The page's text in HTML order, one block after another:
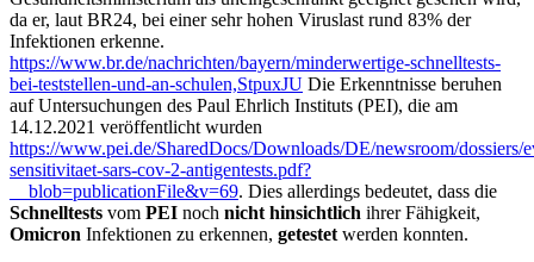
da er, laut BR24, bei einer sehr hohen Viruslast rund 83% der
Infektionen erkenne.
https://www.br.de/nachrichten/bayern/minderwertige-schnelltests-
bei-teststellen-und-an-schulen,StpuxJU Die Erkenntnisse beruhen
auf Untersuchungen des Paul Ehrlich Instituts (PEI), die am
14.12.2021 veröffentlicht wurden
https://www.pei.de/SharedDocs/Downloads/DE/newsroom/dossiers/
sensitivitaet-sars-cov-2-antigentests.pdf?
__blob=publicationFile&v=69. Dies allerdings bedeutet, dass die
Schnelltests vom PEI noch nicht hinsichtlich ihrer Fähigkeit,
Omicron Infektionen zu erkennen, getestet werden konnten.